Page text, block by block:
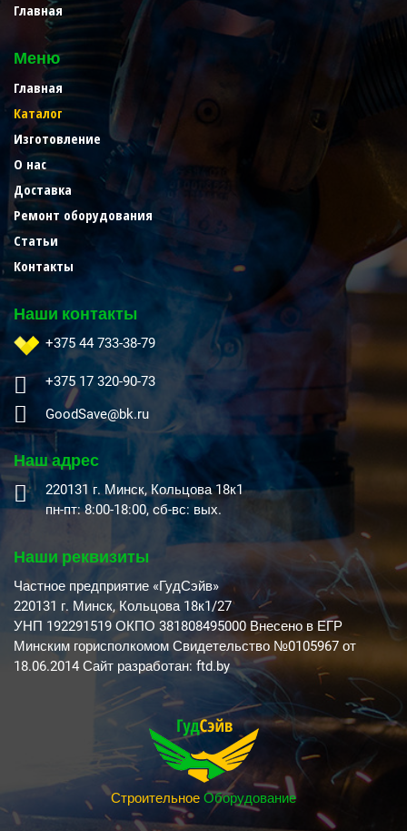
Главная
Меню
Главная
Каталог
Изготовление
О нас
Доставка
Ремонт оборудования
Статьи
Контакты
Наши контакты
+375 44 733-38-79
+375 17 320-90-73
GoodSave@bk.ru
Наш адрес
220131 г. Минск, Кольцова 18к1
пн-пт: 8:00-18:00, cб-вс: вых.
Наши реквизиты
Частное предприятие «ГудСэйв»
220131 г. Минск, Кольцова 18к1/27
УНП 192291519 ОКПО 381808495000 Внесено в ЕГР
Минским горисполкомом Свидетельство №0105967 от
18.06.2014 Сайт разработан: ftd.by
Строительное Оборудование